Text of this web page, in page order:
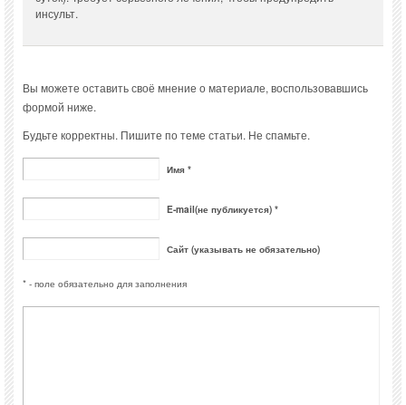
инсульт.
Вы можете оставить своё мнение о материале, воспользовавшись
формой ниже.
Будьте корректны. Пишите по теме статьи. Не спамьте.
Имя *
E-mail(не публикуется) *
Сайт (указывать не обязательно)
* - поле обязательно для заполнения